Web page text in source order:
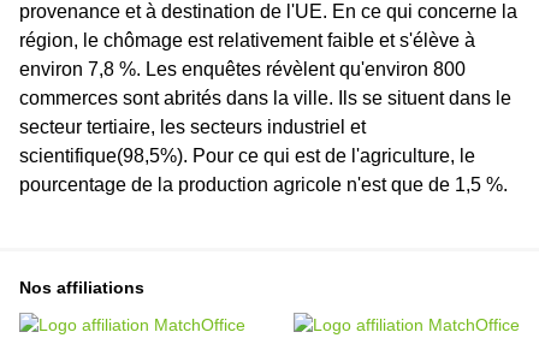
provenance et à destination de l'UE. En ce qui concerne la
région, le chômage est relativement faible et s'élève à
environ 7,8 %. Les enquêtes révèlent qu'environ 800
commerces sont abrités dans la ville. Ils se situent dans le
secteur tertiaire, les secteurs industriel et
scientifique(98,5%). Pour ce qui est de l'agriculture, le
pourcentage de la production agricole n'est que de 1,5 %.
Nos affiliations